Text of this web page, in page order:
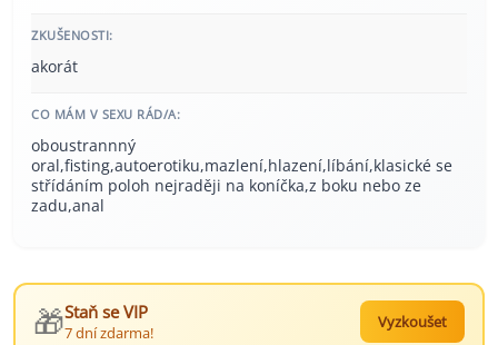
ZKUŠENOSTI:
akorát
CO MÁM V SEXU RÁD/A:
oboustrannný
oral,fisting,autoerotiku,mazlení,hlazení,líbání,klasické se
střídáním poloh nejraději na koníčka,z boku nebo ze
zadu,anal
🎁Staň se VIP
7 dní zdarma!
Vyzkoušet